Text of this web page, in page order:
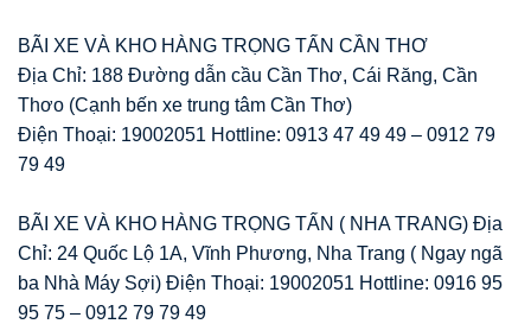
BÃI XE VÀ KHO HÀNG TRỌNG TẤN CẦN THƠ
Địa Chỉ: 188 Đường dẫn cầu Cần Thơ, Cái Răng, Cần
Thơo (Cạnh bến xe trung tâm Cần Thơ)
Điện Thoại: 19002051 Hottline: 0913 47 49 49 – 0912 79
79 49
BÃI XE VÀ KHO HÀNG TRỌNG TẤN ( NHA TRANG) Địa
Chỉ: 24 Quốc Lộ 1A, Vĩnh Phương, Nha Trang ( Ngay ngã
ba Nhà Máy Sợi) Điện Thoại: 19002051 Hottline: 0916 95
95 75 – 0912 79 79 49